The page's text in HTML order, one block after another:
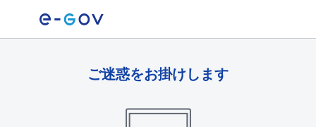
ご迷惑をお掛けします